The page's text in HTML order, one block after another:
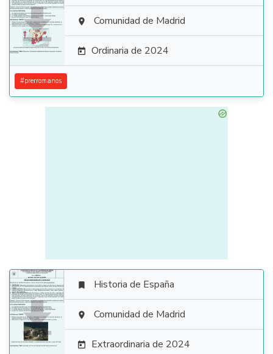
  Comunidad de Madrid
 Ordinaria de 2024
#prerromanos

 Historia de España
 Comunidad de Madrid
 Extraordinaria de 2024